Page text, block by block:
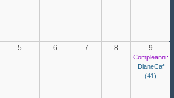
5 6 7 8 9
Compleanni:
DianeCaf
(41)